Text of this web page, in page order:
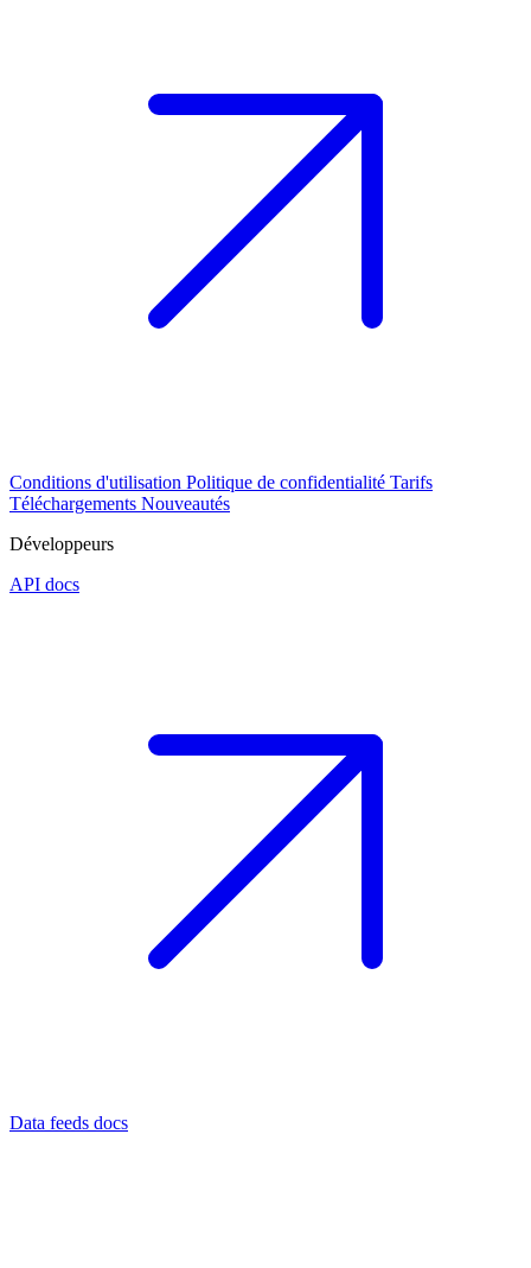
Conditions d'utilisation Politique de confidentialité Tarifs
Téléchargements Nouveautés
Développeurs
API docs
Data feeds docs